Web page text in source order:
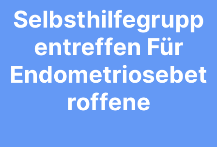
Selbsthilfegrupp
Entreffen Für
Endometriosebet
Roffene